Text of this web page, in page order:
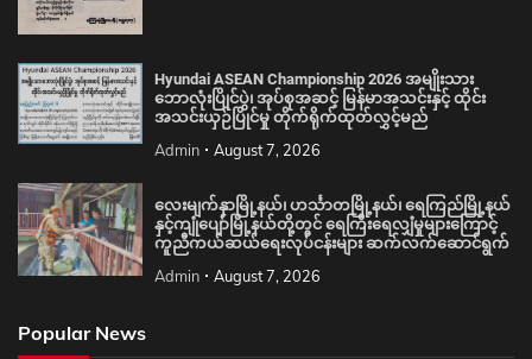
Hyundai ASEAN Championship 2026 အမျိုးသား
ဘောလုံးပြိုင်ပွဲ၊ အုပ်စုအဆင့် မြန်မာအသင်းနှင့် ထိုင်း
အသင်းယှဉ်ပြိုင်မှု တိုက်ရိုက်ထုတ်လွှင့်မည်
Admin August 7, 2026
လေးမျက်နှာမြို့နယ်၊ ဟင်္သာတမြို့နယ်၊ ရေကြည်မြို့နယ်
နှင့်ကျုံပျော်မြို့နယ်တို့တွင် ရေကြီးရေလျှံမှုများကြောင့်
ကူညီကယ်ဆယ်ရေးလုပ်ငန်းများ ဆက်လက်ဆောင်ရွက်
Admin August 7, 2026
Popular News